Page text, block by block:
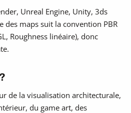
Unreal Engine, Unity, 3ds
des maps suit la convention PBR
Roughness linéaire), donc
de la visualisation architecturale,
du game art, des